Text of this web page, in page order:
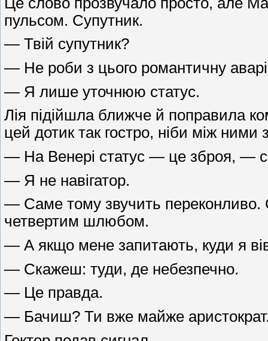
пульсом. Супутник.
— Твій супутник?
— Не роби з цього романтичну
— Я лише уточнюю статус.
Лія підійшла ближче й поправила
цей дотик так гостро, ніби між
— На Венері статус — це зброя, —
— Я не навігатор.
— Саме тому звучить переконливо.
четвертим шлюбом.
— А якщо мене запитають, куди я
— Скажеш: туди, де небезпечно.
— Це правда.
— Бачиш? Ти вже майже